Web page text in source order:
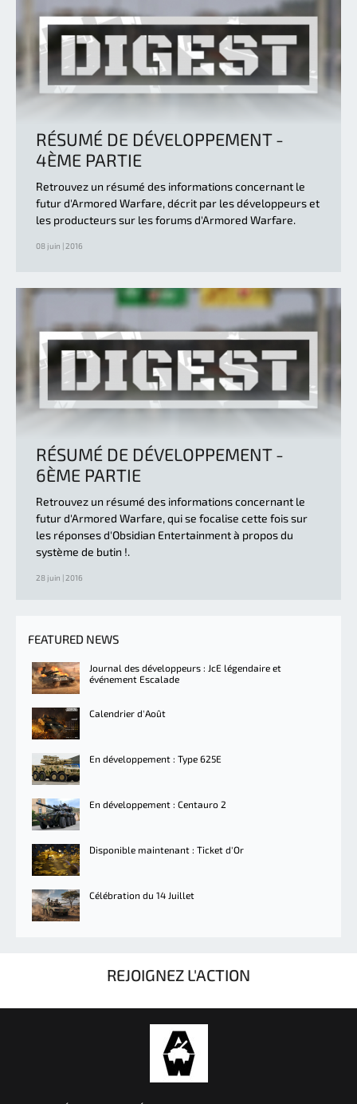
RÉSUMÉ DE DÉVELOPPEMENT -
4ÈME PARTIE
Retrouvez un résumé des informations concernant le
futur d'Armored Warfare, décrit par les développeurs et
les producteurs sur les forums d'Armored Warfare.
08 juin | 2016
RÉSUMÉ DE DÉVELOPPEMENT -
6ÈME PARTIE
Retrouvez un résumé des informations concernant le
futur d'Armored Warfare, qui se focalise cette fois sur
les réponses d'Obsidian Entertainment à propos du
système de butin !.
28 juin | 2016
FEATURED NEWS
Journal des développeurs : JcE légendaire et
événement Escalade
Calendrier d'Août
En développement : Type 625E
En développement : Centauro 2
Disponible maintenant : Ticket d'Or
Célébration du 14 Juillet
REJOIGNEZ L'ACTION